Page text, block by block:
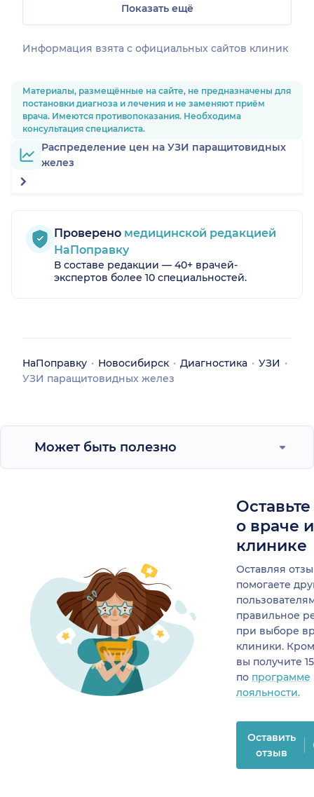
Показать ещё
Информация взята c официальных сайтов клиник
Материалы, размещённые на сайте, не предназначены для
постановки диагноза и лечения и не заменяют приём
врача. Имеются противопоказания. Необходима
консультация специалиста.
Распределение цен на УЗИ паращитовидных
желез
Проверено медицинской редакцией
НаПоправку
В составе редакции — 40+ врачей-
экспертов более 10 специальностей.
НаПоправку Новосибирск Диагностика
УЗИ
УЗИ паращитовидных желез
Может быть полезно
о враче
клинике
Оставляя
помогаете
правильное
при выборе
клиники.
вы получите
по программе
лояльности.
Оставить
отзыв